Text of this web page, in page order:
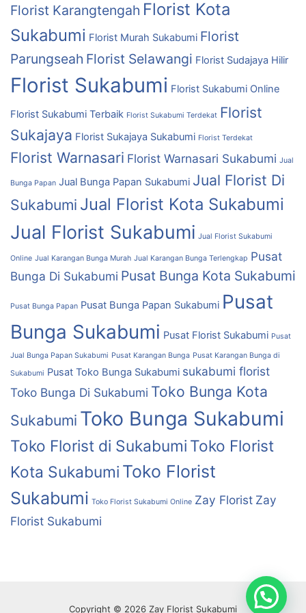
Florist Karangtengah Florist Kota
Sukabumi Florist Murah Sukabumi Florist
Parungseah Florist Selawangi Florist Sudajaya Hilir
Florist Sukabumi Florist Sukabumi Online
Florist Sukabumi Terbaik Florist Sukabumi Terdekat Florist
Sukajaya Florist Sukajaya Sukabumi Florist Terdekat
Florist Warnasari Florist Warnasari Sukabumi Jual
Bunga Papan Jual Bunga Papan Sukabumi Jual Florist Di
Sukabumi Jual Florist Kota Sukabumi
Jual Florist Sukabumi Jual Florist Sukabumi
Online Jual Karangan Bunga Murah Jual Karangan Bunga Terlengkap Pusat
Bunga Di Sukabumi Pusat Bunga Kota Sukabumi
Pusat Bunga Papan Pusat Bunga Papan Sukabumi Pusat
Bunga Sukabumi Pusat Florist Sukabumi Pusat
Jual Bunga Papan Sukabumi Pusat Karangan Bunga Pusat Karangan Bunga di
Sukabumi Pusat Toko Bunga Sukabumi sukabumi florist
Toko Bunga Di Sukabumi Toko Bunga Kota
Sukabumi Toko Bunga Sukabumi
Toko Florist di Sukabumi Toko Florist
Kota Sukabumi Toko Florist
Sukabumi Toko Florist Sukabumi Online Zay Florist Zay
Florist Sukabumi
Copyright © 2026 Zay Florist Sukabumi